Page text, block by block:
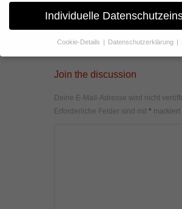
Join the discussion
Deine E-Mail-Adresse wird nicht
Erforderliche Felder sind mit * markiert
Individuelle
Cookie-Details Datenschutzerklärung
Wenn Sie unter 16 Jahre alt sind und Ihre
Erziehungsberechtigten um Erlaubnis bitten.
Wir verwenden Cookies und andere